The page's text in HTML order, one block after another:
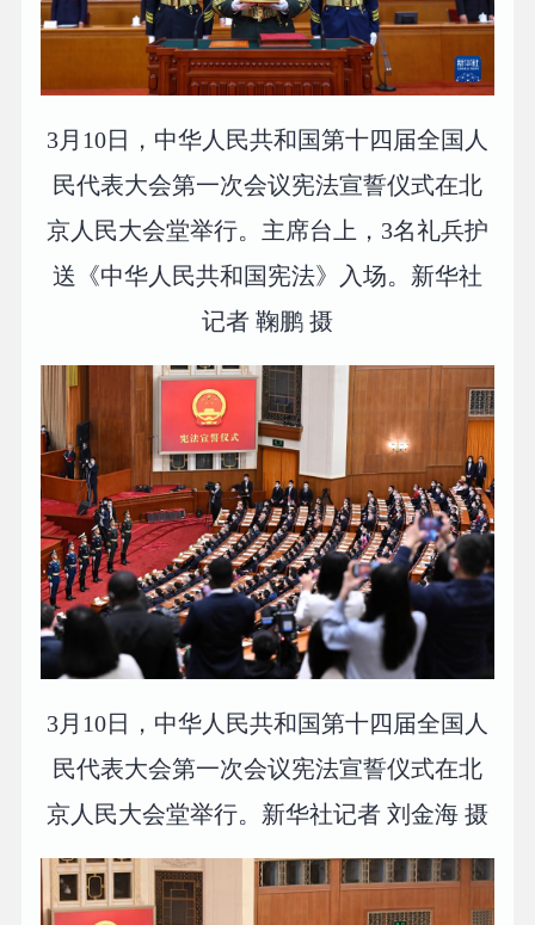
3月10日，中华人民共和国第十四届全国人
民代表大会第一次会议宪法宣誓仪式在北
京人民大会堂举行。主席台上，3名礼兵护
送《中华人民共和国宪法》入场。新华社
记者 鞠鹏 摄
3月10日，中华人民共和国第十四届全国人
民代表大会第一次会议宪法宣誓仪式在北
京人民大会堂举行。新华社记者 刘金海 摄